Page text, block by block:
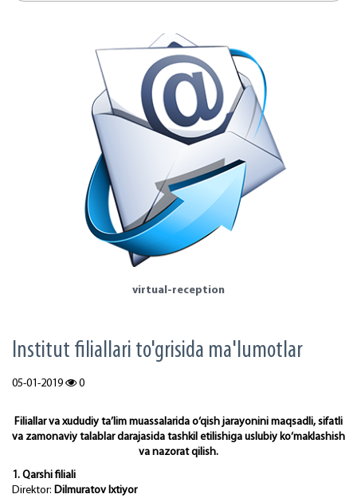
virtual-reception
Institut filiallari to'grisida ma'lumotlar
05-01-2019 0
Filiallar va xududiy ta’lim muassalarida o‘qish jarayonini maqsadli, sifatli
va zamonaviy talablar darajasida tashkil etilishiga uslubiy ko‘maklashish
va nazorat qilish.
1. Qarshi filiali
Direktor: Dilmuratov Ixtiyor